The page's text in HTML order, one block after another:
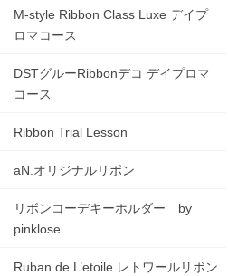
M-style Ribbon Class Luxe デイプ
ロマコース
DSTグルーRibbonデコ デイプロマ
コース
Ribbon Trial Lesson
aN.オリジナルリボン
リボンコーデキーホルダー by
pinklose
Ruban de L’etoile レトワールリボン